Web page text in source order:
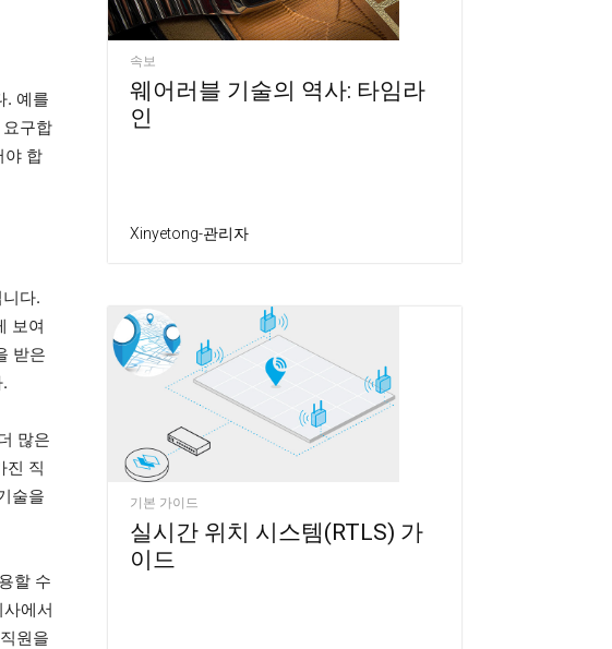
. 예를
구합
야 합
다.
보여
받은
많은
진 직
술을
할 수
에서
원을
속보
웨어러블 기술의 역사: 타임라
인
Xinyetong-관리자
기본 가이드
실시간 위치 시스템(RTLS) 가
이드